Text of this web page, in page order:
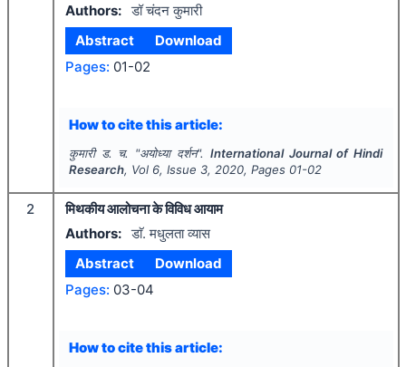
Authors: डॉ चंदन कुमारी
Abstract
Download
Pages: 01-02
How to cite this article:
कुमारी ड. च. "अयोध्या दर्शन". International Journal of Hindi
Research, Vol 6, Issue 3, 2020, Pages 01-02
2
मिथकीय आलोचना के विविध आयाम
Authors: डाॅ. मधुलता व्यास
Abstract
Download
Pages: 03-04
How to cite this article: